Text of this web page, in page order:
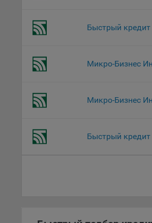
Быстрый
Микро-Бизнес
Микро-Бизнес
Быстрый